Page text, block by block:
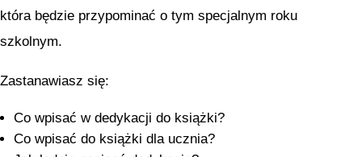
która będzie przypominać o tym specjalnym roku
szkolnym.
Zastanawiasz się:
Co wpisać w dedykacji do książki?
Co wpisać do książki dla ucznia?